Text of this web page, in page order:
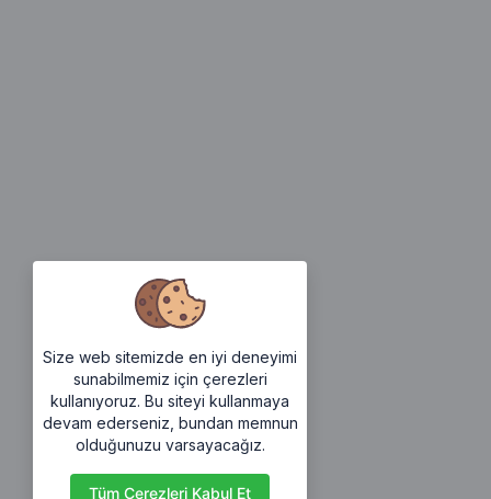
Size web sitemizde en iyi deneyimi
sunabilmemiz için çerezleri
kullanıyoruz. Bu siteyi kullanmaya
devam ederseniz, bundan memnun
olduğunuzu varsayacağız.
Tüm Çerezleri Kabul Et